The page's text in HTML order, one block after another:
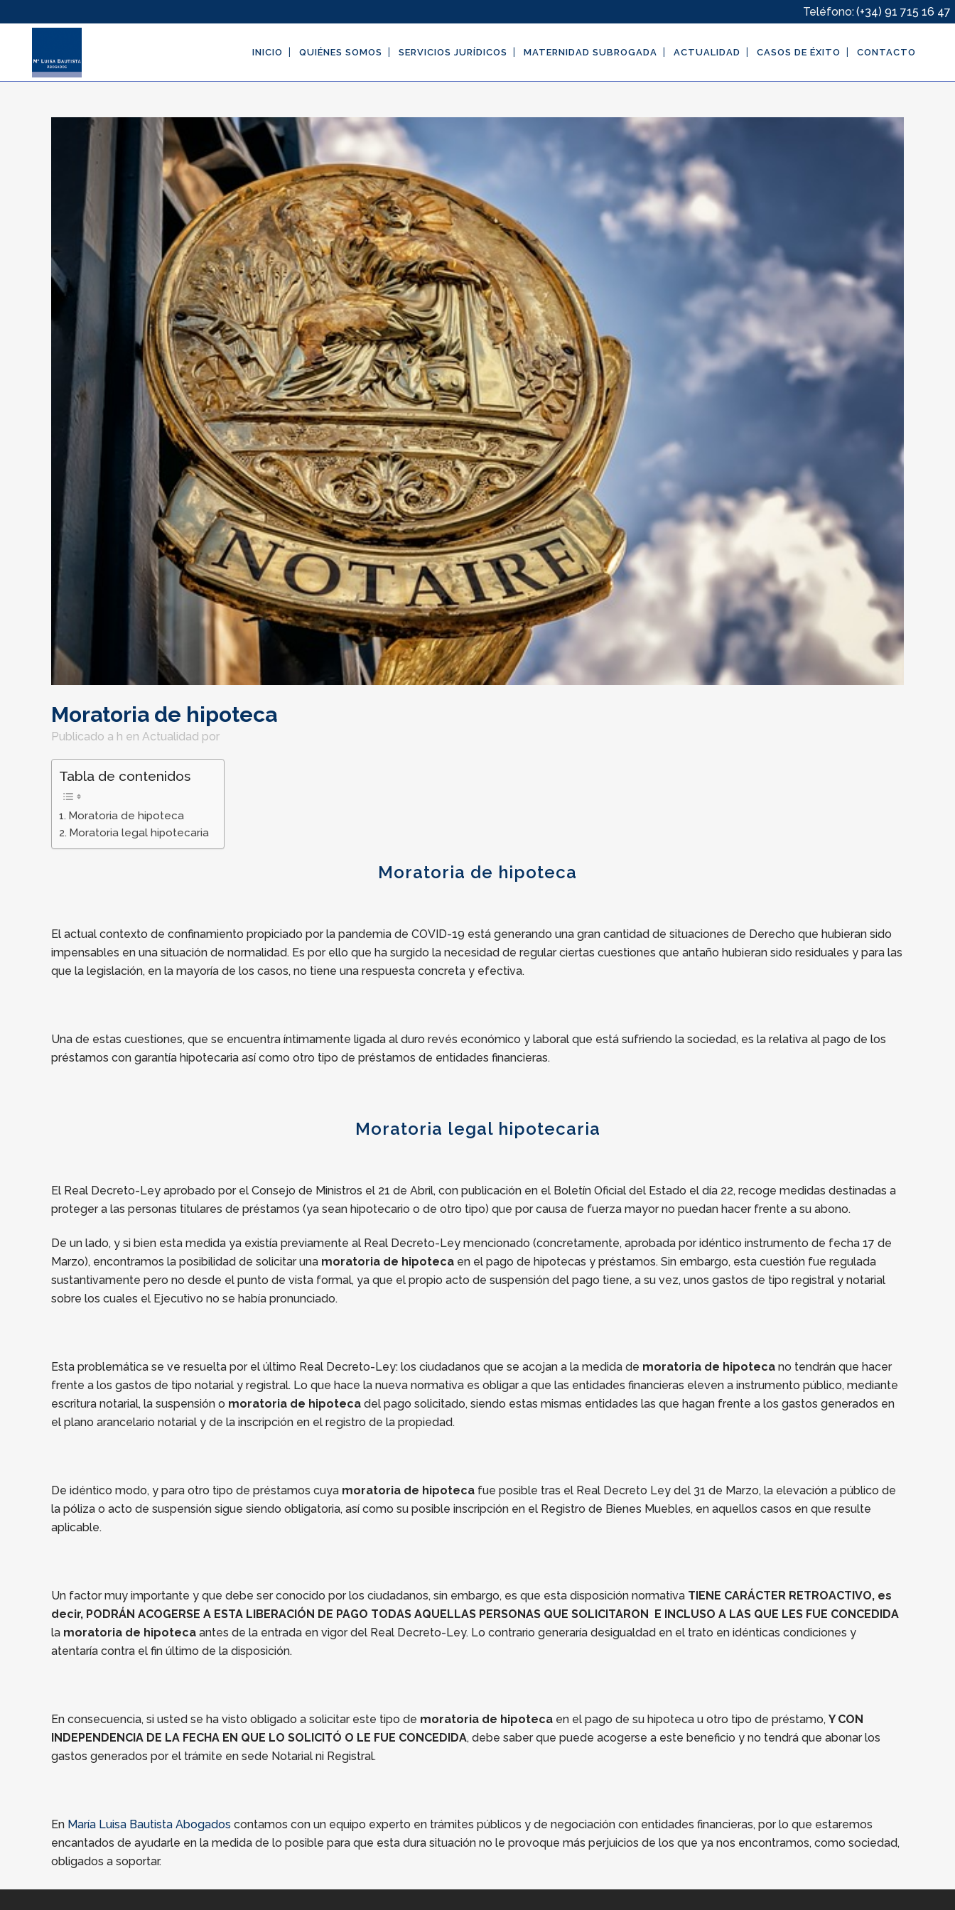
Teléfono:(+34) 91 715 16 47
INICIO QUIÉNES SOMOS SERVICIOS JURÍDICOS MATERNIDAD SUBROGADA ACTUALIDAD CASOS DE ÉXITO CONTACTO
Moratoria de hipoteca
Publicado a h en Actualidad por
Tabla de contenidos
Moratoria de hipoteca
Moratoria legal hipotecaria
Moratoria de hipoteca
El actual contexto de confinamiento propiciado por la pandemia de COVID-19 está generando una gran cantidad de situaciones de Derecho que hubieran sido
impensables en una situación de normalidad. Es por ello que ha surgido la necesidad de regular ciertas cuestiones que antaño hubieran sido residuales y para las
que la legislación, en la mayoría de los casos, no tiene una respuesta concreta y efectiva.
Una de estas cuestiones, que se encuentra íntimamente ligada al duro revés económico y laboral que está sufriendo la sociedad, es la relativa al pago de los
préstamos con garantía hipotecaria así como otro tipo de préstamos de entidades financieras.
Moratoria legal hipotecaria
El Real Decreto-Ley aprobado por el Consejo de Ministros el 21 de Abril, con publicación en el Boletín Oficial del Estado el día 22, recoge medidas destinadas a
proteger a las personas titulares de préstamos (ya sean hipotecario o de otro tipo) que por causa de fuerza mayor no puedan hacer frente a su abono.
De un lado, y si bien esta medida ya existía previamente al Real Decreto-Ley mencionado (concretamente, aprobada por idéntico instrumento de fecha 17 de
Marzo), encontramos la posibilidad de solicitar una moratoria de hipoteca en el pago de hipotecas y préstamos. Sin embargo, esta cuestión fue regulada
sustantivamente pero no desde el punto de vista formal, ya que el propio acto de suspensión del pago tiene, a su vez, unos gastos de tipo registral y notarial
sobre los cuales el Ejecutivo no se había pronunciado.
Esta problemática se ve resuelta por el último Real Decreto-Ley: los ciudadanos que se acojan a la medida de moratoria de hipoteca no tendrán que hacer
frente a los gastos de tipo notarial y registral. Lo que hace la nueva normativa es obligar a que las entidades financieras eleven a instrumento público, mediante
escritura notarial, la suspensión o moratoria de hipoteca del pago solicitado, siendo estas mismas entidades las que hagan frente a los gastos generados en
el plano arancelario notarial y de la inscripción en el registro de la propiedad.
De idéntico modo, y para otro tipo de préstamos cuya moratoria de hipoteca fue posible tras el Real Decreto Ley del 31 de Marzo, la elevación a público de
la póliza o acto de suspensión sigue siendo obligatoria, así como su posible inscripción en el Registro de Bienes Muebles, en aquellos casos en que resulte
aplicable.
Un factor muy importante y que debe ser conocido por los ciudadanos, sin embargo, es que esta disposición normativa TIENE CARÁCTER RETROACTIVO, es
decir, PODRÁN ACOGERSE A ESTA LIBERACIÓN DE PAGO TODAS AQUELLAS PERSONAS QUE SOLICITARON E INCLUSO A LAS QUE LES FUE CONCEDIDA
la moratoria de hipoteca antes de la entrada en vigor del Real Decreto-Ley. Lo contrario generaría desigualdad en el trato en idénticas condiciones y
atentaría contra el fin último de la disposición.
En consecuencia, si usted se ha visto obligado a solicitar este tipo de moratoria de hipoteca en el pago de su hipoteca u otro tipo de préstamo, Y CON
INDEPENDENCIA DE LA FECHA EN QUE LO SOLICITÓ O LE FUE CONCEDIDA, debe saber que puede acogerse a este beneficio y no tendrá que abonar los
gastos generados por el trámite en sede Notarial ni Registral.
En María Luisa Bautista Abogados contamos con un equipo experto en trámites públicos y de negociación con entidades financieras, por lo que estaremos
encantados de ayudarle en la medida de lo posible para que esta dura situación no le provoque más perjuicios de los que ya nos encontramos, como sociedad,
obligados a soportar.